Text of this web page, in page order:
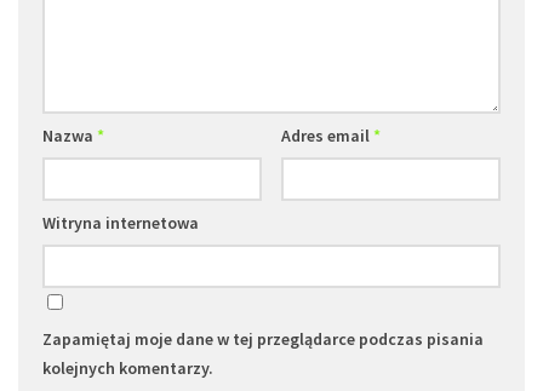
Nazwa * Adres email*
Witryna internetowa
Zapamiętaj moje dane w tej przeglądarce podczas pisania
kolejnych komentarzy.